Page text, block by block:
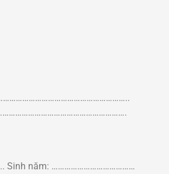
Sinh năm: …………………………………